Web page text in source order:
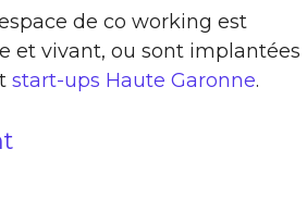
de co working est
et vivant, ou sont implantées
start-ups Haute Garonne.